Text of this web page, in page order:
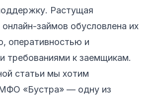
Растущая
онлайн-займов обусловлена их
оперативностью и
требованиями к заемщикам.
статьи мы хотим
«Бустра» — одну из